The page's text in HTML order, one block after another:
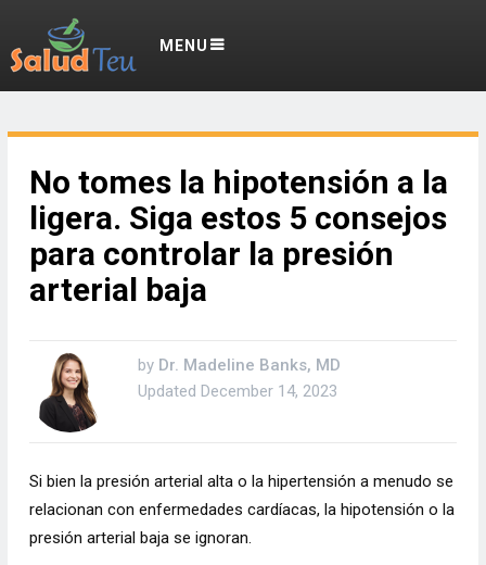
MENU
No tomes la hipotensión a la
ligera. Siga estos 5 consejos
para controlar la presión
arterial baja
by Dr. Madeline Banks, MD
Updated December 14, 2023
Si bien la presión arterial alta o la hipertensión a menudo se
relacionan con enfermedades cardíacas, la hipotensión o la
presión arterial baja se ignoran.